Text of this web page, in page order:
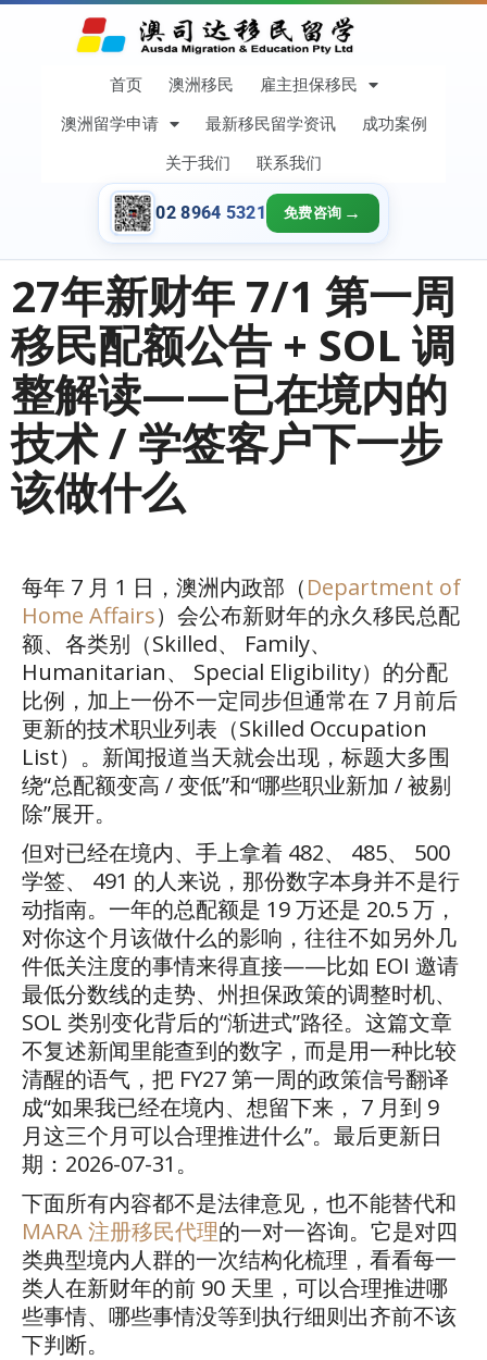
首页 澳洲移民
雇主担保移民
澳洲留学申请
最新移民留学资讯
成功案例
关于我们
联系我们
02 8964 5321 免费咨询
27年新财年 7/1 第一周
移民配额公告 + SOL 调
整解读——已在境内的
技术 / 学签客户下一步
该做什么
每年 7 月 1 日，澳洲内政部（Department of
Home Affairs）会公布新财年的永久移民总配
额、各类别（Skilled、 Family、
Humanitarian、 Special Eligibility）的分配
比例，加上一份不一定同步但通常在 7 月前后
更新的技术职业列表（Skilled Occupation
List）。新闻报道当天就会出现，标题大多围
绕“总配额变高 /变低”和“哪些职业新加 /被剔
除”展开。
但对已经在境内、手上拿着 482、 485、
500
学签、
491 的人来说，那份数字本身并不是行
动指南。一年的总配额是 19万还是 20.5万，
对你这个月该做什么的影响，往往不如另外几
件低关注度的事情来得直接——比如 EOI 邀请
最低分数线的走势、州担保政策的调整时机、
SOL 类别变化背后的“渐进式”路径。这篇文章
不复述新闻里能查到的数字，而是用一种比较
清醒的语气，把 FY27第一周的政策信号翻译
成“如果我已经在境内、想留下来， 7 月到 9
月这三个月可以合理推进什么”。最后更新日
期： 2026-07-31 。
下面所有内容都不是法律意见，也不能替代和
MARA注册移民代理的一对一咨询。它是对四
类典型境内人群的一次结构化梳理，看看每一
类人在新财年的前 90 天里，可以合理推进哪
些事情、哪些事情没等到执行细则出齐前不该
下判断。